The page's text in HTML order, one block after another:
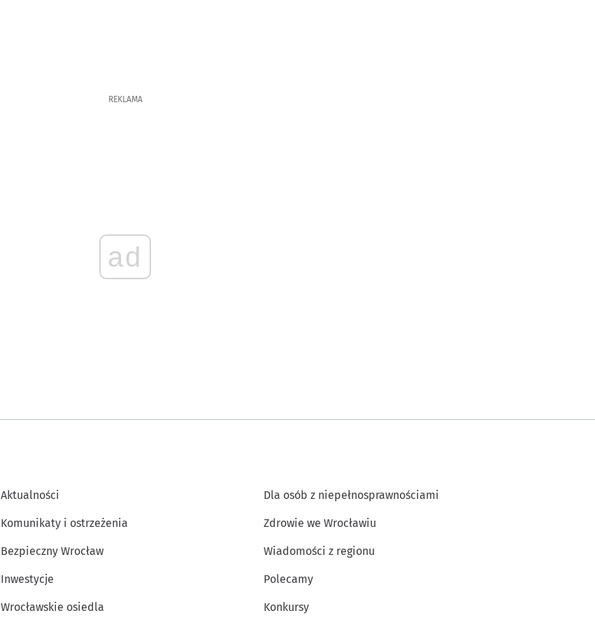
REKLAMA
ad
Aktualności
Komunikaty i ostrzeżenia
Bezpieczny Wrocław
Inwestycje
Wrocławskie osiedla
Dla osób z niepełnosprawnościami
Zdrowie we Wrocławiu
Wiadomości z regionu
Polecamy
Konkursy